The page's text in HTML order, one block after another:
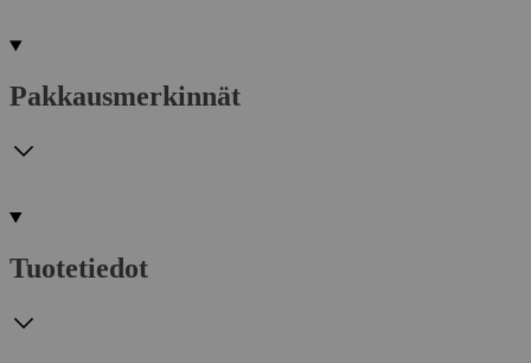
Pakkausmerkinnät
Tuotetiedot